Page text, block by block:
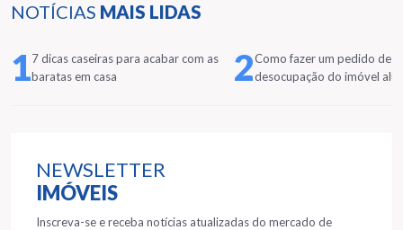
NOTÍCIAS MAIS LIDAS
17 dicas caseiras para acabar com as
baratas em casa
2Como fazer um pedido de
desocupação do imóvel
NEWSLETTER
IMÓVEIS
Inscreva-se e receba notícias atualizadas do mercado de